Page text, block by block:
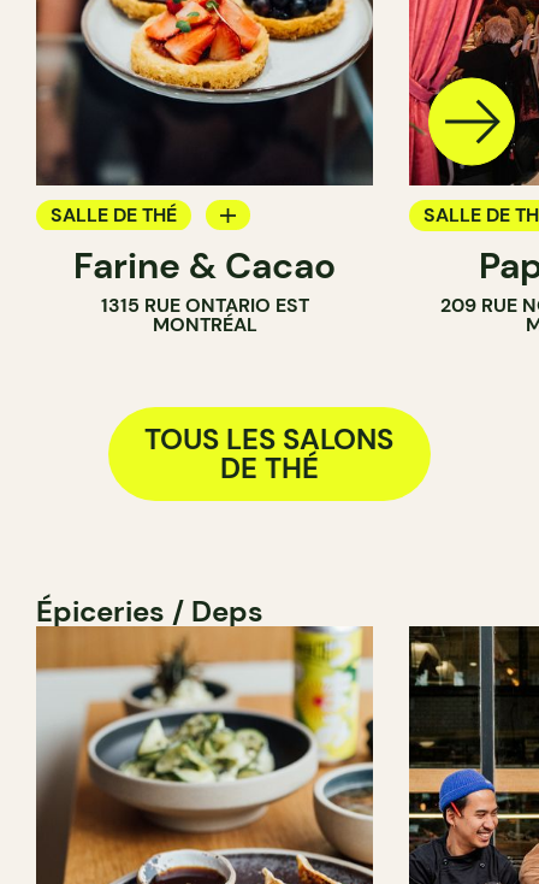
SALLE DE THÉ
PÂTISSERIE
COMPTOIR
Farine & Cacao
1315 RUE ONTARIO EST
MONTRÉAL
SALLE DE
209 RUE
TOUS LES SALONS
DE THÉ
Épiceries / Deps